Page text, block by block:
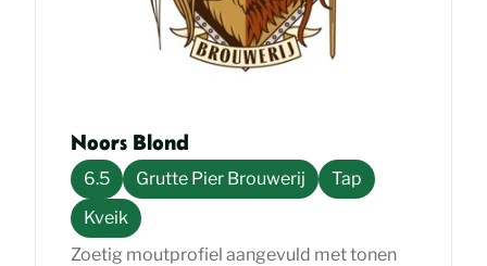
Noors Blond
6.5 Grutte Pier Brouwerij
Tap
Kveik
Zoetig moutprofiel aangevuld met tonen